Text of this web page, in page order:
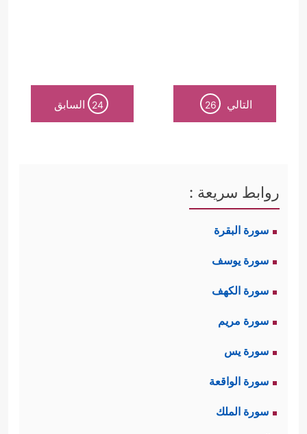
التالي 26
24 السابق
روابط سريعة :
سورة البقرة
سورة يوسف
سورة الكهف
سورة مريم
سورة يس
سورة الواقعة
سورة الملك